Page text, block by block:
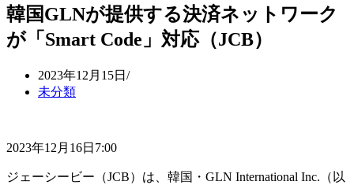
韓国GLNが提供する決済ネットワーク
が「Smart Code」対応（JCB）
2023年12月15日
未分類
2023年12月16日7:00
ジェーシービー（JCB）は、韓国・GLN International Inc.（以